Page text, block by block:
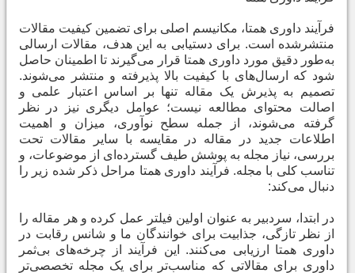
فرآیند داوری همتا، مکانیسم اصلی برای تضمین کیفیت مقالات
منتشرشده است. برای دستیابی به این هدف، مقالات ارسالی
به‌طور دقیق مورد داوری همتا قرار می‌گیرند تا اطمینان حاصل
شود که ارسال‌های با کیفیت بالا پذیرفته و منتشر می‌شوند.
تصمیم به پذیرش یک مقاله تنها بر اساس اعتبار علمی و
اصالت محتوای مطالعه نیست؛ عوامل دیگری نیز در نظر
گرفته می‌شوند، از جمله سطح نوآوری، میزان و اهمیت
اطلاعات جدید در مقاله در مقایسه با سایر مقالات تحت
بررسی، نیاز مجله به پوشش طیف گسترده‌ای از موضوعات، و
تناسب کلی با مجله. فرآیند داوری همتا مراحل ذکر شده زیر را
دنبال می‌کند:
در ابتدا، سردبیر به عنوان اولین فیلتر عمل کرده و هر مقاله را
از نظر تازگی، جذابیت برای خوانندگان ما و شانس رقابت در
داوری همتا ارزیابی می‌کنند. این فرآیند از چرخه‌های بی‌ثمر
داوری برای مقالاتی که مناسب‌تر برای یک مجله تخصصی‌تر